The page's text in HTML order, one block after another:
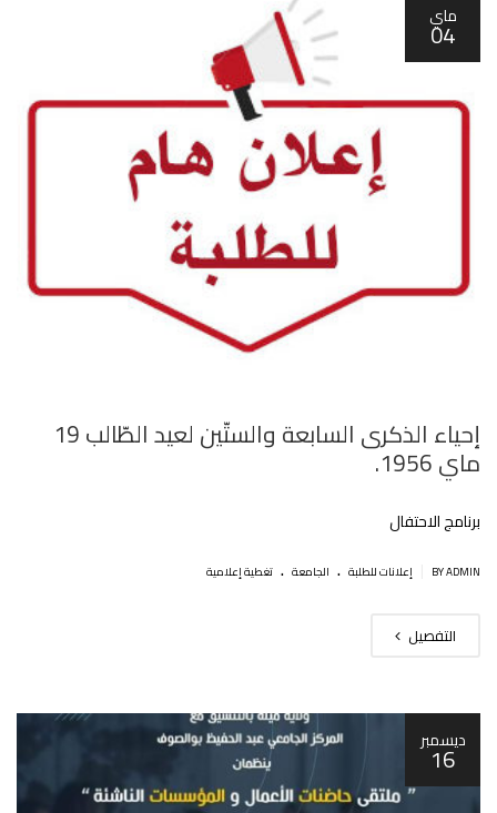
ماي
04
إحياء الذكرى السابعة والستّين لعيد الطّالب 19
ماي 1956.
برنامج الاحتفال
BY ADMIN إعلانات للطلبة . الجامعة . تغطية إعلامية
التفصيل
ديسمبر
16